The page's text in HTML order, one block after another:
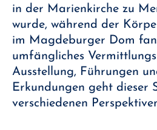
in der Marienkirche zu
wurde, während der
im Magdeburger Dom
umfängliches
Ausstellung, Führungen
Erkundungen geht dieser
verschiedenen